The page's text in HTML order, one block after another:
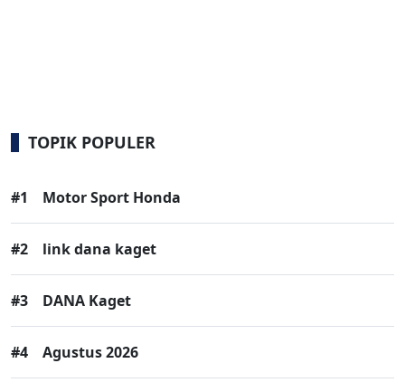
TOPIK POPULER
#1 Motor Sport Honda
#2 link dana kaget
#3 DANA Kaget
#4 Agustus 2026